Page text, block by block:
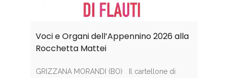
Voci e Organi dell’Appennino 2026 alla
Rocchetta Mattei
GRIZZANA MORANDI (BO) Il cartellone di